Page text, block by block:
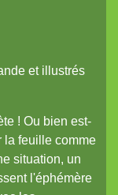
et illustrés
! Ou bien est-
la feuille comme
situation, un
l'éphémère